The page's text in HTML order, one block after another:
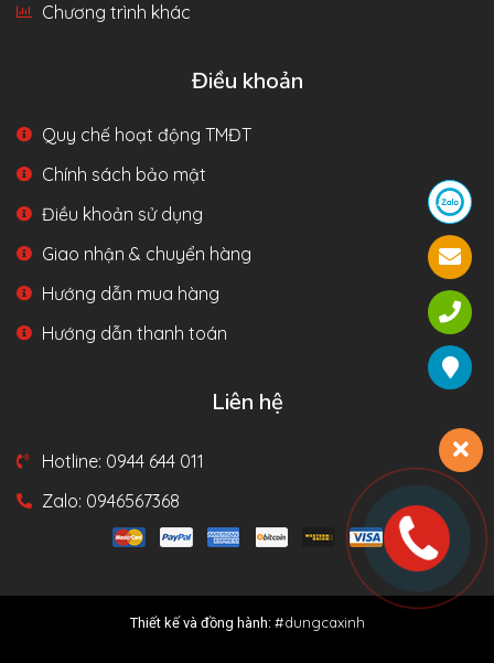
Chương trình khác
Điều khoản
Quy chế hoạt động TMĐT
Chính sách bảo mật
Điều khoản sử dụng
Giao nhận & chuyển hàng
Hướng dẫn mua hàng
Hướng dẫn thanh toán
Liên hệ
Hotline: 0944 644 011
Zalo: 0946567368
Thiết kế và đồng hành: #dungcaxinh